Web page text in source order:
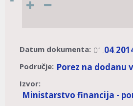
Datum dokumenta: 01.04.
Područje: Porez na dodanu
Izvor:
Ministarstvo financija -